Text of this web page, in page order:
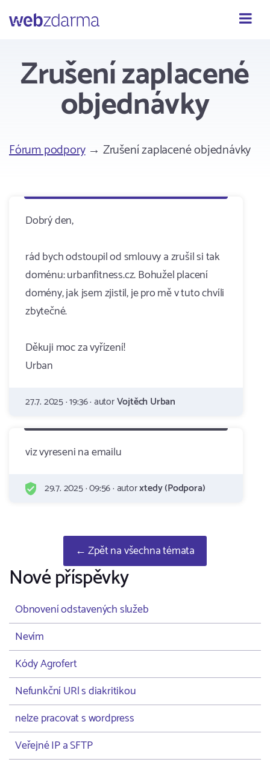
Webzdarma
Zrušení zaplacené
objednávky
Fórum podpory→ Zrušení zaplacené objednávky
Dobrý den,
rád bych odstoupil od smlouvy a zrušil si tak
doménu: urbanfitness.cz. Bohužel placení
domény, jak jsem zjistil, je pro mě v tuto chvíli
zbytečné.
Děkuji moc za vyřízení!
Urban
27.7. 2025 · 19:36 · autorVojtěch Urban
viz vyreseni na emailu
29.7. 2025 · 09:56 · autorxtedy (Podpora)
← Zpět na všechna témata
Nové příspěvky
Obnovení odstavených služeb
Nevím
Kódy Agrofert
Nefunkční URl s diakritikou
nelze pracovat s wordpress
Veřejné IP a SFTP